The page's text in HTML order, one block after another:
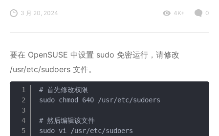
3 月 20, 2024 4K+ 0
要在 OpenSUSE 中设置 sudo 免密运行，请修改
/usr/etc/sudoers 文件。
# 首先修改权限
sudo chmod 640 /usr/etc/sudoers
# 然后编辑该文件
sudo vi /usr/etc/sudoers